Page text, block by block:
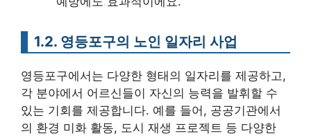
1.2. 영등포구의 노인 일자리 사업
영등포구에서는 다양한 형태의 일자리를 제공하고,
각 분야에서 어르신들이 자신의 능력을 발휘할 수
있는 기회를 제공합니다. 예를 들어, 공공기관에서
의 환경 미화 활동, 도시 재생 프로젝트 등 다양한